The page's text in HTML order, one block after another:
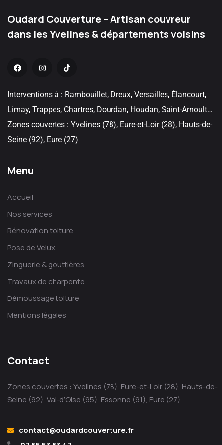
Oudard Couverture – Artisan couvreur
dans les Yvelines & départements voisins
Interventions à : Rambouillet, Dreux, Versailles, Élancourt,
Limay, Trappes, Chartres, Dourdan, Houdan, Saint-Arnoult…
Zones couvertes : Yvelines (78), Eure-et-Loir (28), Hauts-de-
Seine (92), Eure (27)
Menu
Accueil
Nos services
Rénovation toiture
Pose de Velux
Zinguerie & gouttières
Travaux de charpente
Démoussage toiture
Mentions légales
Contact
Zones couvertes : Yvelines (78), Eure-et-Loir (28), Hauts-de-
Seine (92), Val-d’Oise (95), Essonne (91), Eure (27)
contact@oudardcouverture.fr